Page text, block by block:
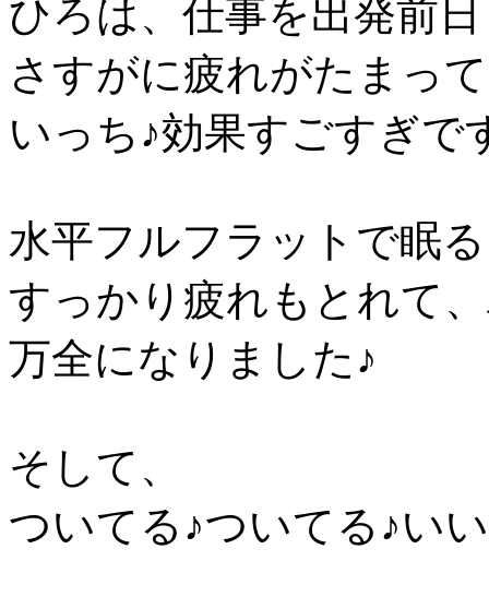
ひろは、仕事を出発前
さすがに疲れがたまっ
いっち♪効果すごすぎで
水平フルフラットで眠
すっかり疲れもとれて
万全になりました♪
そして、
ついてる♪ついてる♪い